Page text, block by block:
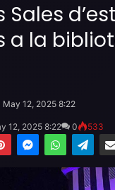
Sales
a la
May 12, 2025 8:22
12, 2025 8:22 0 533
PinterestMessengerWhatsApp